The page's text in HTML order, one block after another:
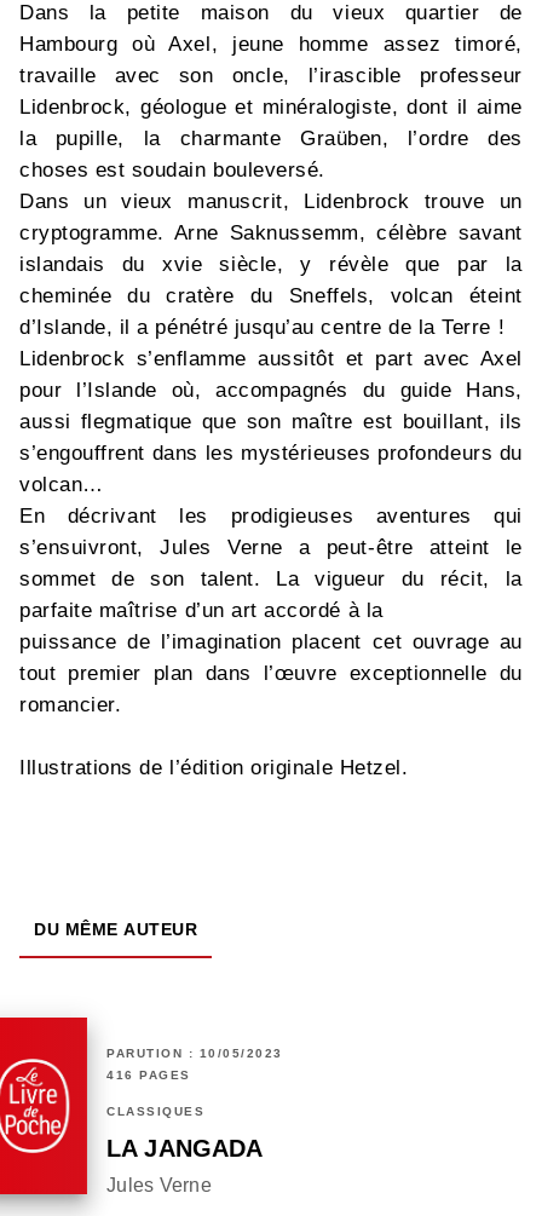
Dans la petite maison du vieux quartier de
Hambourg où Axel, jeune homme assez timoré,
travaille avec son oncle, l’irascible professeur
Lidenbrock, géologue et minéralogiste, dont il aime
la pupille, la charmante Graüben, l’ordre des
choses est soudain bouleversé.
Dans un vieux manuscrit, Lidenbrock trouve un
cryptogramme. Arne Saknussemm, célèbre savant
islandais du xvie siècle, y révèle que par la
cheminée du cratère du Sneffels, volcan éteint
d’Islande, il a pénétré jusqu’au centre de la Terre !
Lidenbrock s’enflamme aussitôt et part avec Axel
pour l’Islande où, accompagnés du guide Hans,
aussi flegmatique que son maître est bouillant, ils
s’engouffrent dans les mystérieuses profondeurs du
volcan…
En décrivant les prodigieuses aventures qui
s’ensuivront, Jules Verne a peut-être atteint le
sommet de son talent. La vigueur du récit, la
parfaite maîtrise d’un art accordé à la
puissance de l’imagination placent cet ouvrage au
tout premier plan dans l’œuvre exceptionnelle du
romancier.
Illustrations de l’édition originale Hetzel.
DU MÊME AUTEUR
PARUTION : 10/05/2023
416 PAGES
CLASSIQUES
LA JANGADA
Jules Verne